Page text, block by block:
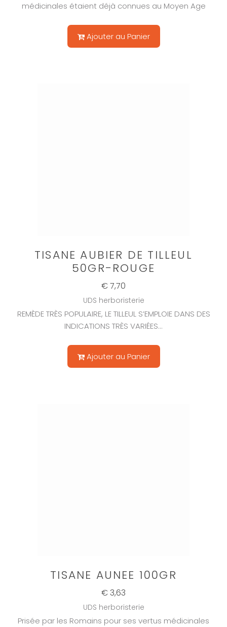
médicinales étaient déjà connues au Moyen Age
Ajouter au Panier
TISANE AUBIER DE TILLEUL
50GR-ROUGE
€ 7,70
UDS herboristerie
REMÈDE TRÈS POPULAIRE, LE TILLEUL S’EMPLOIE DANS DES
INDICATIONS TRÈS VARIÉES...
Ajouter au Panier
TISANE AUNEE 100GR
€ 3,63
UDS herboristerie
Prisée par les Romains pour ses vertus médicinales